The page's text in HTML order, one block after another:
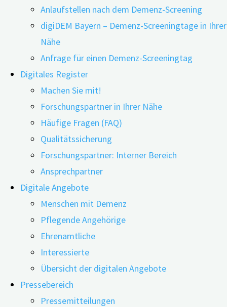
Anlaufstellen nach dem Demenz-Screening
digiDEM Bayern – Demenz-Screeningtage in Ihrer
Nähe
Anfrage für einen Demenz-Screeningtag
Digitales Register
Machen Sie mit!
Forschungspartner in Ihrer Nähe
Häufige Fragen (FAQ)
Qualitätssicherung
Forschungspartner: Interner Bereich
Ansprechpartner
Digitale Angebote
Menschen mit Demenz
Pflegende Angehörige
Ehrenamtliche
Interessierte
Übersicht der digitalen Angebote
Pressebereich
Pressemitteilungen
29.04.202630.04.2026
Depression und kognitive Beeinträchtigungen
gehören zu den häufigsten Erkrankungen im
höheren Lebensalter. Oft treten sie auch
gemeinsam auf. Eine aktuelle Studie aus Südkorea
hat systematisch untersucht, wie beide
Erkrankungen miteinander verknüpft sind und
welche Konsequenzen das für Diagnose und
Behandlung hat. Das Forschungsteam wertete
dafür Längsschnittstudien, Laborbefunde,
Bilddaten und klinische Studien aus.